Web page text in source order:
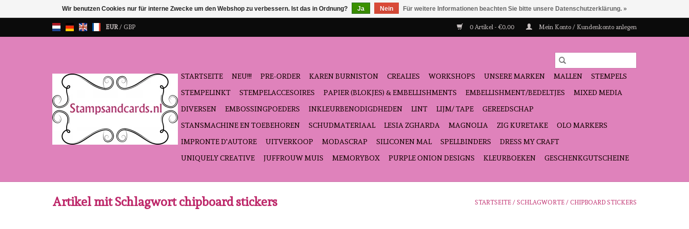
EUR/ GBP 0 Artikel - €0,00 Mein Konto / Kundenkonto anlegen
STARTSEITE NEU!!! PRE-ORDER KAREN BURNISTON CREALIES WORKSHOPS UNSERE MARKEN MALLEN
STEMPELS
STEMPELINKT
STEMPELACCESOIRES PAPIER (BLOKJES) & EMBELLISHMENTS EMBELLISHMENT/BEDELTJES
MIXED MEDIA
DIVERSEN
EMBOSSINGPOEDERS INKLEURBENODIGDHEDEN LINT LIJM/ TAPE
GEREEDSCHAP
STANSMACHINE EN TOEBEHOREN
SCHUDMATERIAAL LESIA ZGHARDA MAGNOLIA ZIG KURETAKE
OLO MARKERS
IMPRONTE D'AUTORE
UITVERKOOP MODASCRAP SILICONEN MAL SPELLBINDERS
DRESS MY CRAFT
UNIQUELY CREATIVE
JUFFROUW MUIS MEMORYBOX PURPLE ONION DESIGNS KLEURBOEKEN GESCHENKGUTSCHEINE
Artikel mit Schlagwort chipboard stickers STARTSEITE / SCHLAGWORTE / CHIPBOARD STICKERS
Wir benutzen Cookies nur für interne Zwecke um den Webshop zu verbessern. Ist das in Ordnung? Ja Nein Für weitere Informationen beachten Sie bitte unsere Datenschutzerklärung. »